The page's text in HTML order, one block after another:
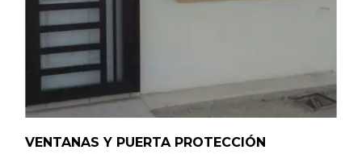
VENTANAS Y PUERTA PROTECCIÓN